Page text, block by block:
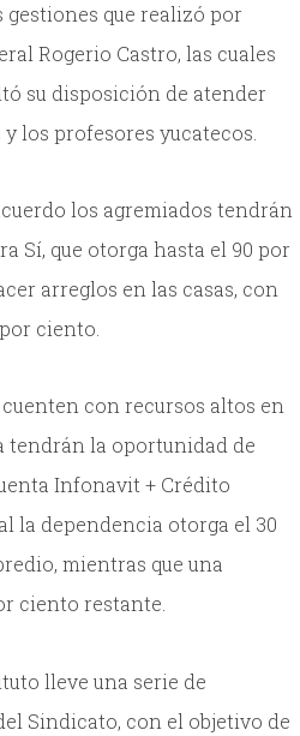
gestiones que realizó por
Rogerio Castro, las cuales
su disposición de atender
los profesores yucatecos.
los agremiados tendrán
Sí, que otorga hasta el 90 por
arreglos en las casas, con
ciento.
con recursos altos en
tendrán la oportunidad de
Infonavit + Crédito
la dependencia otorga el 30
mientras que una
ciento restante.
lleve una serie de
Sindicato, con el objetivo de